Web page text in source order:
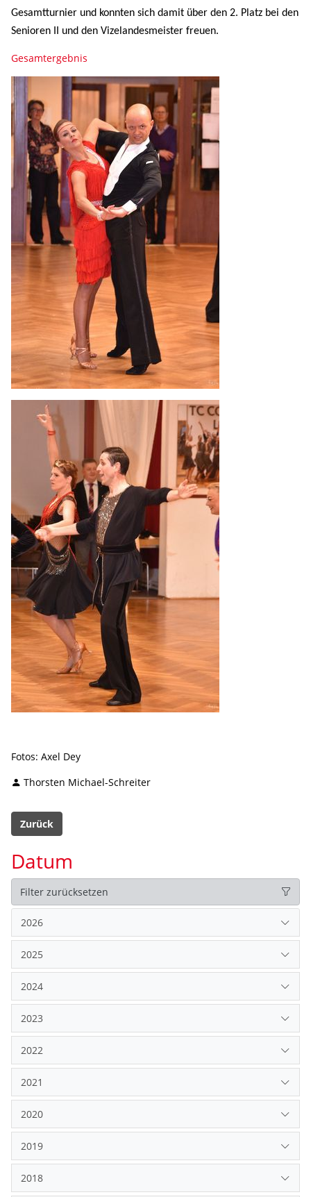
Fotos: Axel Dey
Thorsten Michael-Schreiter
Zurück
Datum
Filter zurücksetzen
2026
2025
2024
2023
2022
2021
2020
2019
2018
2017
2016